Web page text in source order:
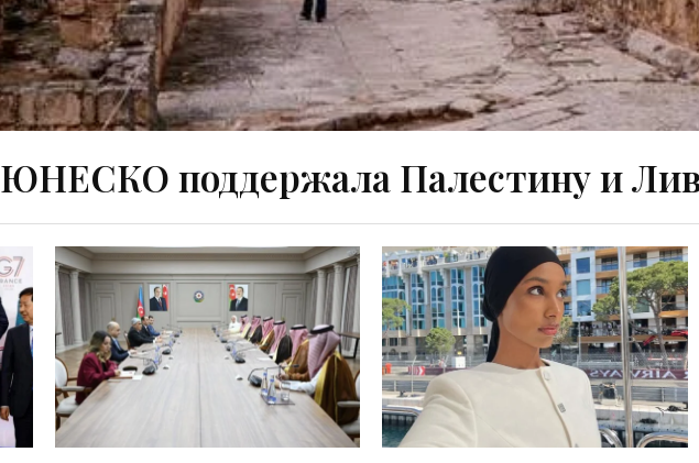
ЮНЕСКО поддержала Палестину и